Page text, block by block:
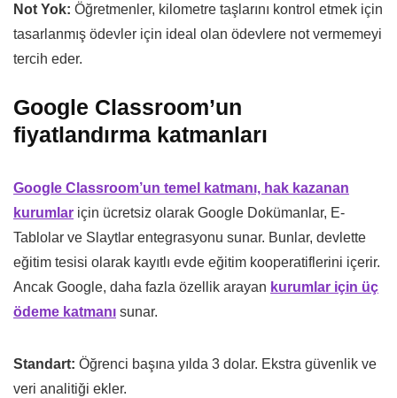
Not Yok: Öğretmenler, kilometre taşlarını kontrol etmek için
tasarlanmış ödevler için ideal olan ödevlere not vermemeyi
tercih eder.
Google Classroom’un
fiyatlandırma katmanları
Google Classroom’un temel katmanı, hak kazanan
kurumlar için ücretsiz olarak Google Dokümanlar, E-
Tablolar ve Slaytlar entegrasyonu sunar. Bunlar, devlette
eğitim tesisi olarak kayıtlı evde eğitim kooperatiflerini içerir.
Ancak Google, daha fazla özellik arayan kurumlar için üç
ödeme katmanı sunar.
Standart: Öğrenci başına yılda 3 dolar. Ekstra güvenlik ve
veri analitiği ekler.